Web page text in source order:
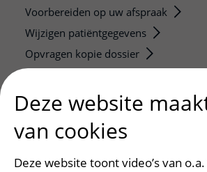
Voorbereiden op uw afspraak
Wijzigen patiëntgegevens
Opvragen kopie dossier
Onderwijs en onderzoek
Onze opleidingen
Deze website
van cookies
Deze website toont video’s van